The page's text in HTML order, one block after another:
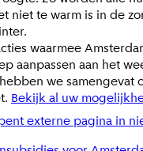
niet te warm is in de
waarmee
aanpassen aan het
we samengevat
Bekijk al uw
externe pagina in